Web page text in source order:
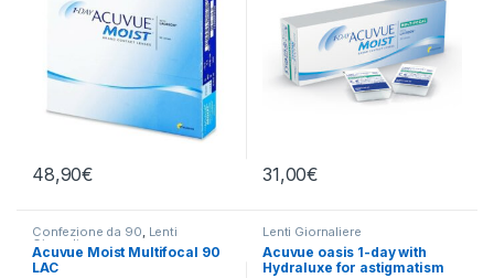
48,90€ 31,00€
Confezione da 90, Lenti
Giornaliere
Acuvue Moist Multifocal 90
LAC
Lenti Giornaliere
Acuvue oasis 1-day with
Hydraluxe for astigmatism